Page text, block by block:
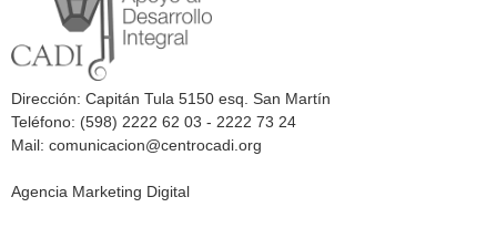
Dirección: Capitán Tula 5150 esq. San Martín
Teléfono: (598) 2222 62 03 - 2222 73 24
Mail: comunicacion@centrocadi.org
Agencia Marketing Digital